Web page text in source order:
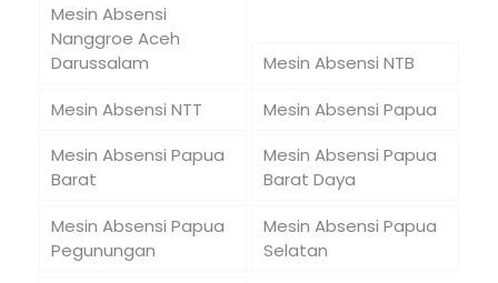
Mesin Absensi
Nanggroe Aceh
Darussalam
Mesin Absensi NTB
Mesin Absensi NTT
Mesin Absensi Papua
Mesin Absensi Papua
Barat
Mesin Absensi Papua
Barat Daya
Mesin Absensi Papua
Pegunungan
Mesin Absensi Papua
Selatan